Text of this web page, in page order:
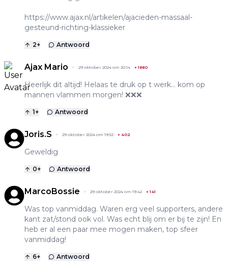
https://www.ajax.nl/artikelen/ajacieden-massaal-
gesteund-richting-klassieker
2+ Antwoord
Ajax Mario 29 oktober 2024 om 20:14 +1880
Heerlijk dit altijd! Helaas te druk op t werk… kom op
mannen vlammen morgen! ❌❌❌
1+ Antwoord
Joris.S 29 oktober 2024 om 19:52 + 402
Geweldig
0+ Antwoord
MarcoBossie 29 oktober 2024 om 19:42 +141
Was top vanmiddag. Waren erg veel supporters, andere
kant zat/stond ook vol. Was echt blij om er bij te zijn! En
heb er al een paar mee mogen maken, top sfeer
vanmiddag!
6+ Antwoord